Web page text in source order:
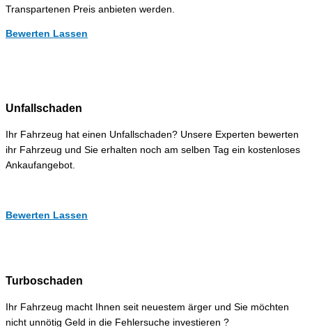
Transpartenen Preis anbieten werden.
Bewerten Lassen
Unfallschaden
Ihr Fahrzeug hat einen Unfallschaden? Unsere Experten bewerten
ihr Fahrzeug und Sie erhalten noch am selben Tag ein kostenloses
Ankaufangebot.
Bewerten Lassen
Turboschaden
Ihr Fahrzeug macht Ihnen seit neuestem ärger und Sie möchten
nicht unnötig Geld in die Fehlersuche investieren ?